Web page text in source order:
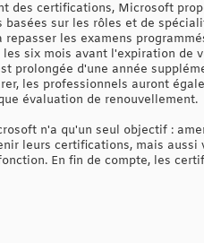
des certifications, Microsoft
sur les rôles et de
les examens
six mois avant l'expiration de
prolongée d'une année
les professionnels auront
évaluation de renouvellement.
n'a qu'un seul objectif :
leurs certifications, mais
En fin de compte, les